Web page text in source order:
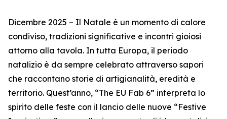
Dicembre 2025 – Il Natale è un momento di calore
condiviso, tradizioni significative e incontri gioiosi
attorno alla tavola. In tutta Europa, il periodo
natalizio è da sempre celebrato attraverso sapori
che raccontano storie di artigianalità, eredità e
territorio. Quest’anno, “The EU Fab 6” interpreta lo
spirito delle feste con il lancio delle nuove “Festive